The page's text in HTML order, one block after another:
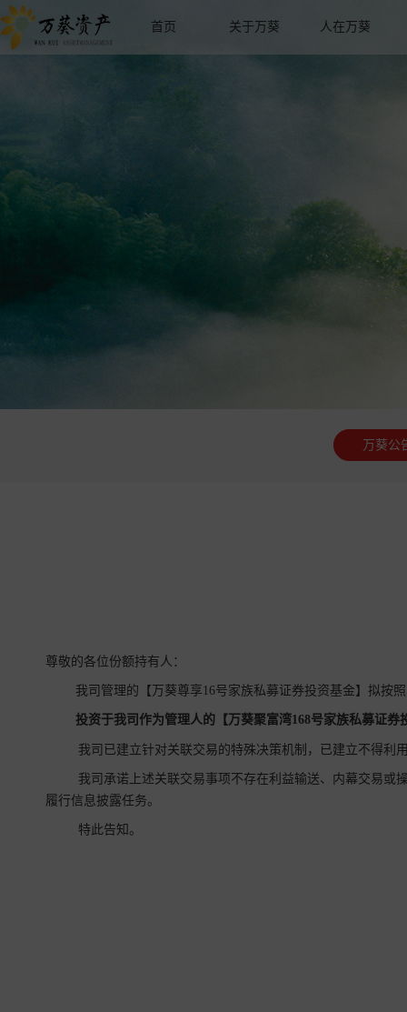
首页 关于万葵 人在万葵
万葵公
尊敬的各位份额持有人：
我司管理的【万葵尊享16号家族私募证券投资基金】拟按
投资于我司作为管理人的【万葵聚富湾168号家族私募证券
我司已建立针对关联交易的特殊决策机制，已建立不得利
我司承诺上述关联交易事项不存在利益输送、内幕交易或
履行信息披露任务。
特此告知。